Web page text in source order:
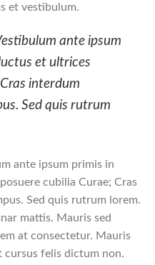
et vestibulum.
ante ipsum
et ultrices
interdum
Sed quis rutrum
ante ipsum primis in
cubilia Curae; Cras
Sed quis rutrum lorem.
mattis. Mauris sed
at consectetur. Mauris
cursus felis dictum non.